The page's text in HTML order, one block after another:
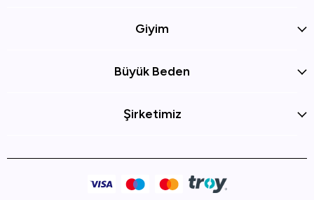
Giyim
Büyük Beden
Şirketimiz